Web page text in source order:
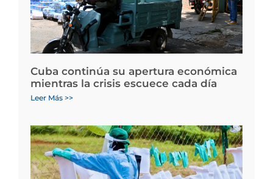
Cuba continúa su apertura económica
mientras la crisis escuece cada día
Leer Más >>